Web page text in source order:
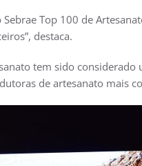
Top 100 de
destaca.
tem sido
de artesanato mais